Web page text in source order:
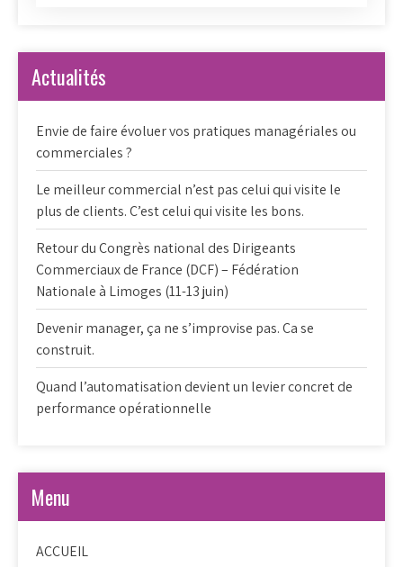
Actualités
Envie de faire évoluer vos pratiques managériales ou
commerciales ?
Le meilleur commercial n’est pas celui qui visite le
plus de clients. C’est celui qui visite les bons.
Retour du Congrès national des Dirigeants
Commerciaux de France (DCF) – Fédération
Nationale à Limoges (11-13 juin)
Devenir manager, ça ne s’improvise pas. Ca se
construit.
Quand l’automatisation devient un levier concret de
performance opérationnelle
Menu
ACCUEIL